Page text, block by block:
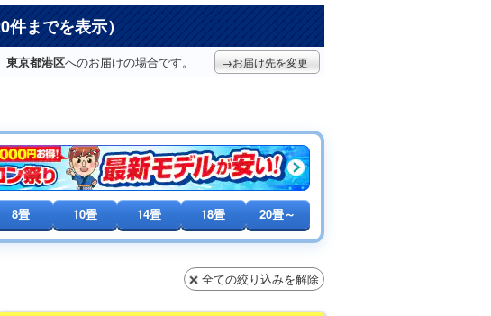
までを表示）
東京都港区へのお届けの場合です。 →お届け先を変更
8畳 10畳 14畳 18畳 20畳～
全ての絞り込みを解除